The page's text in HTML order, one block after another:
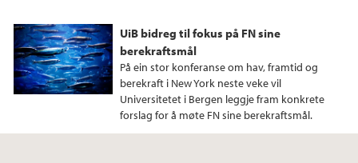
UiB bidreg til fokus på FN sine
berekraftsmål
På ein stor konferanse om hav, framtid og
berekraft i New York neste veke vil
Universitetet i Bergen leggje fram konkrete
forslag for å møte FN sine berekraftsmål.